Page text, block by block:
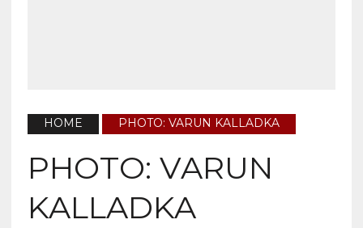
HOME PHOTO: VARUN KALLADKA
PHOTO: VARUN
KALLADKA